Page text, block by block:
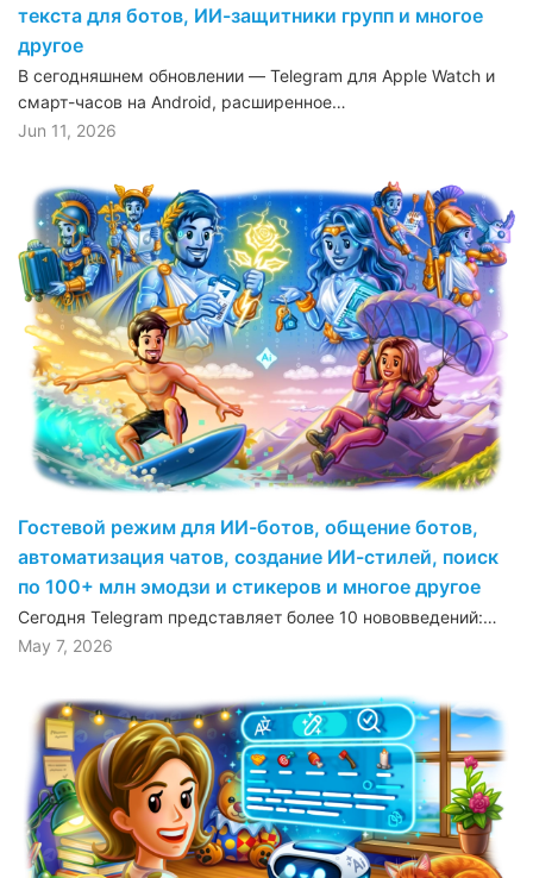
текста для ботов, ИИ-защитники групп и многое
другое
В сегодняшнем обновлении — Telegram для Apple Watch и
смарт-часов на Android, расширенное…
Jun 11, 2026
Гостевой режим для ИИ-ботов, общение ботов,
автоматизация чатов, создание ИИ-стилей, поиск
по 100+ млн эмодзи и стикеров и многое другое
Сегодня Telegram представляет более 10 нововведений:…
May 7, 2026